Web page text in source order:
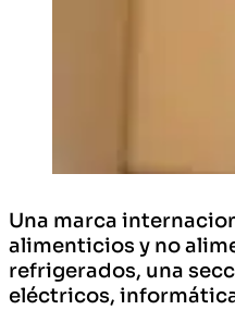
Una marca
alimenticios y no
refrigerados, una
eléctricos,